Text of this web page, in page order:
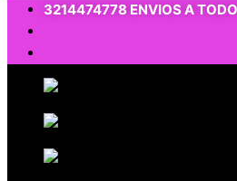
3214474778 ENVIOS A